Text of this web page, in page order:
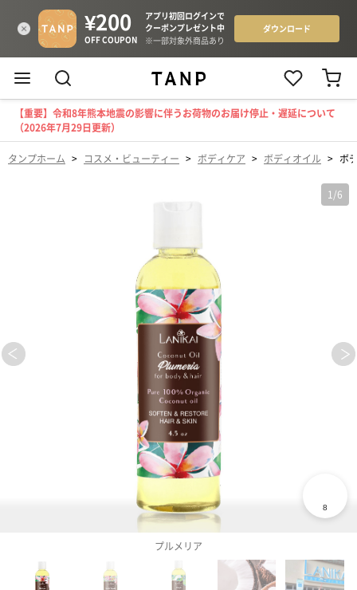
【重要】令和8年熊本地震の影響に伴うお荷物のお届け停止・遅延について
（2026年7月29日更新）
タンプホーム > コスメ・ビューティー > ボディケア > ボディオイル > ボ
1 /6
プルメリア